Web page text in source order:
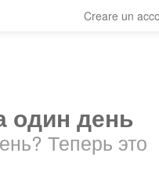
Creare un
один день
Теперь это